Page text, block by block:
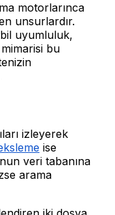
motorlarınca
unsurlardır.
uyumluluk,
mimarisi bu
izleyerek
ise
veri tabanına
arama